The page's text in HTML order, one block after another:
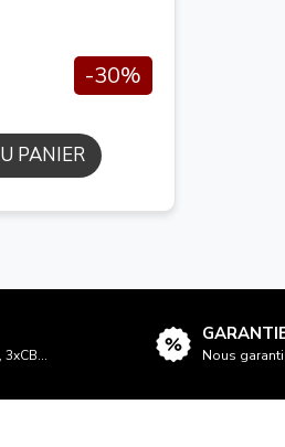
-30%
PANIER
Nous